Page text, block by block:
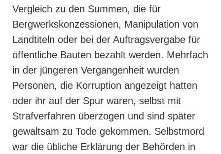
Vergleich zu den Summen, die für
Bergwerkskonzessionen, Manipulation von
Landtiteln oder bei der Auftragsvergabe für
öffentliche Bauten bezahlt werden. Mehrfach
in der jüngeren Vergangenheit wurden
Personen, die Korruption angezeigt hatten
oder ihr auf der Spur waren, selbst mit
Strafverfahren überzogen und sind später
gewaltsam zu Tode gekommen. Selbstmord
war die übliche Erklärung der Behörden in